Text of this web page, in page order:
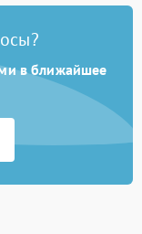
в ближайшее